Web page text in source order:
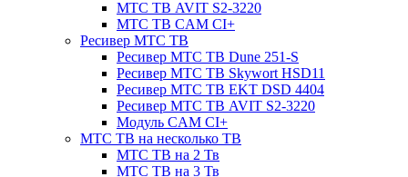
МТС ТВ AVIT S2-3220
МТС ТВ CAM CI+
Ресивер МТС ТВ
Ресивер МТС ТВ Dune 251-S
Ресивер МТС ТВ Skywort HSD11
Ресивер МТС ТВ EKT DSD 4404
Ресивер МТС ТВ AVIT S2-3220
Модуль CAM CI+
МТС ТВ на несколько ТВ
МТС ТВ на 2 Тв
МТС ТВ на 3 Тв